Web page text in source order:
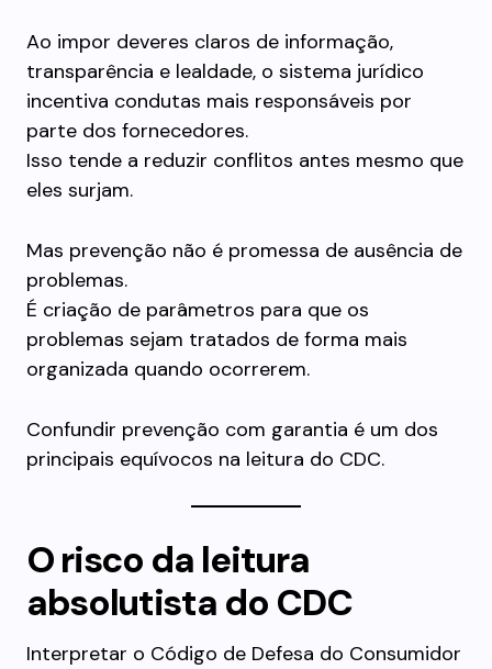
Ao impor deveres claros de informação,
transparência e lealdade, o sistema jurídico
incentiva condutas mais responsáveis por
parte dos fornecedores.
Isso tende a reduzir conflitos antes mesmo que
eles surjam.
Mas prevenção não é promessa de ausência de
problemas.
É criação de parâmetros para que os
problemas sejam tratados de forma mais
organizada quando ocorrerem.
Confundir prevenção com garantia é um dos
principais equívocos na leitura do CDC.
O risco da leitura
absolutista do CDC
Interpretar o Código de Defesa do Consumidor